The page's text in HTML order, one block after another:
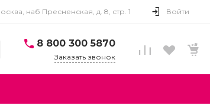
наб Пресненская, д. 8, стр. 1 Войти
8 800 300 5870
Заказать звонок